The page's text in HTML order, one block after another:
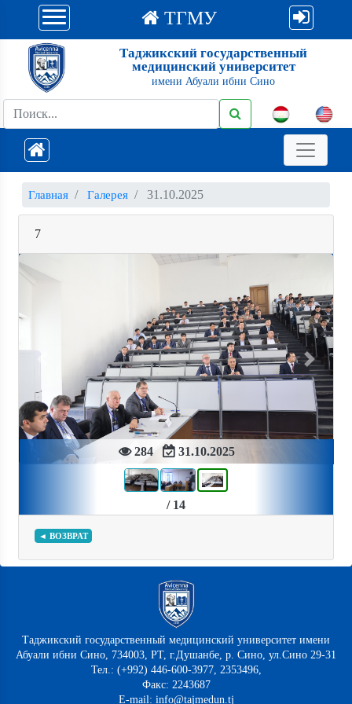
ТГМУ
Таджикский государственный
медицинский университет
имени Абуали ибни Сино
Главная Галерея 31.10.2025
7
284 31.10.2025
Next
/ 14
◄ ВОЗВРАТ
Таджикский государственный медицинский университет имени
Абуали ибни Сино, 734003, РТ, г.Душанбе, р. Сино, ул.Сино 29-31
Тел.: (+992) 446-600-3977, 2353496,
Факс: 2243687
E-mail: info@tajmedun.tj